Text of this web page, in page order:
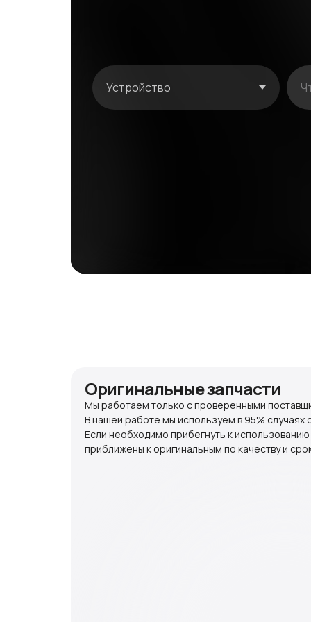
Оригинальные запчасти
Мы работаем только с проверенными
В нашей работе мы используем в 95% случаях
Если необходимо прибегнуть к
приближены к оригинальным по качеству и